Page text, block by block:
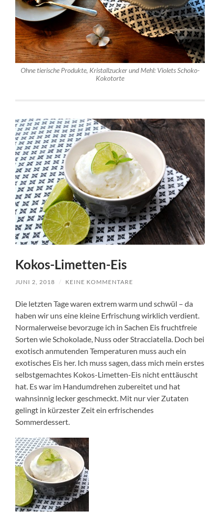
Ohne tierische Produkte, Kristallzucker und Mehl: Violets Schoko-
Kokotorte
Kokos-Limetten-Eis
JUNI 2, 2018 / KEINE KOMMENTARE
Die letzten Tage waren extrem warm und schwül – da
haben wir uns eine kleine Erfrischung wirklich verdient.
Normalerweise bevorzuge ich in Sachen Eis fruchtfreie
Sorten wie Schokolade, Nuss oder Stracciatella. Doch bei
exotisch anmutenden Temperaturen muss auch ein
exotisches Eis her. Ich muss sagen, dass mich mein erstes
selbstgemachtes Kokos-Limetten-Eis nicht enttäuscht
hat. Es war im Handumdrehen zubereitet und hat
wahnsinnig lecker geschmeckt. Mit nur vier Zutaten
gelingt in kürzester Zeit ein erfrischendes
Sommerdessert.